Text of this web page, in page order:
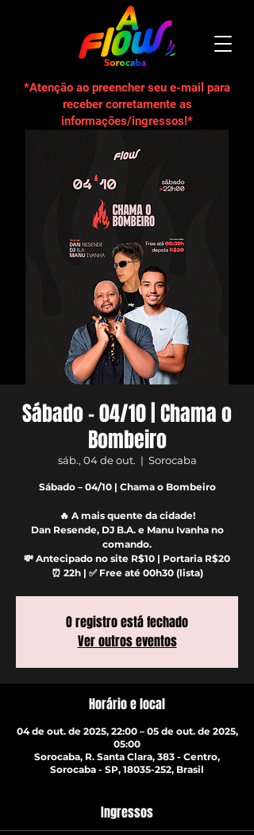
*Atenção ao preencher seu e-mail para
receber corretamente as
informações/ingressos!*
Sábado – 04/10 | Chama o
Bombeiro
sáb., 04 de out.
  |
Sorocaba
Sábado – 04/10 | Chama o Bombeiro
🔥 A mais quente da cidade!
Dan Resende, DJ B.A. e Manu Ivanha no
comando.
💸 Antecipado no site R$10 | Portaria R$20
⏰ 22h | ✅ Free até 00h30 (lista)
O registro está fechado
Ver outros eventos
Horário e local
04 de out. de 2025, 22:00 – 05 de out. de 2025,
05:00
Sorocaba, R. Santa Clara, 383 - Centro,
Sorocaba - SP, 18035-252, Brasil
Ingressos